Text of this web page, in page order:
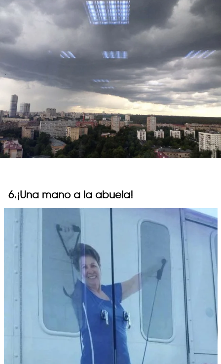
6.¡Una mano a la abuela!